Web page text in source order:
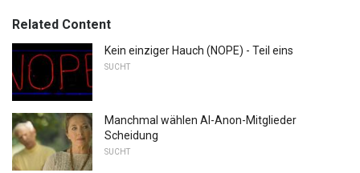
Related Content
Kein einziger Hauch (NOPE) - Teil eins
SUCHT
Manchmal wählen Al-Anon-Mitglieder
Scheidung
SUCHT